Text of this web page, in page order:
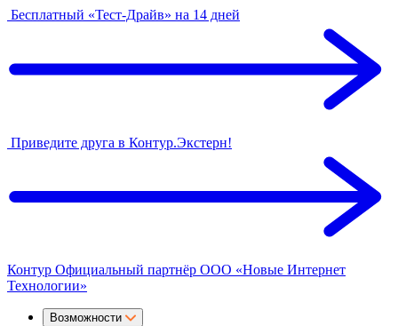
Бесплатный «Тест-Драйв» на 14 дней
Приведите друга в Контур.Экстерн!
Контур Официальный партнёр ООО «Новые Интернет
Технологии»
Возможности